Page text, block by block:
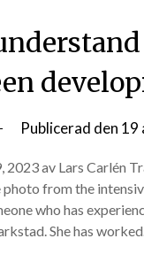
Publicerad den 19
2023 av Lars Carlén
from the
who has
She has